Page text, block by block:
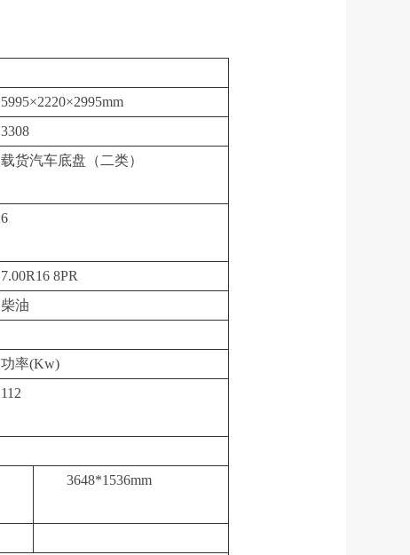
5995×2220×2995mm
3308
载货汽车底盘（二类）
6
7.00R16 8PR
柴油
功率(Kw)
112
3648*1536mm